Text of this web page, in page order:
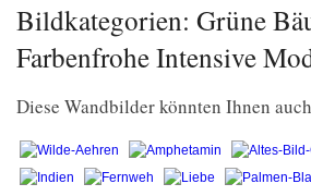
Bildkategorien: Grüne
Farbenfrohe Intensive
Diese Wandbilder könnten Ihnen